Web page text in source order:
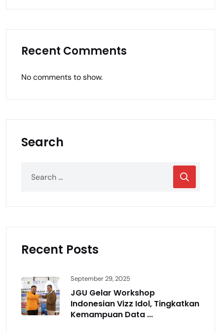
Recent Comments
No comments to show.
Search
Recent Posts
September 29, 2025
JGU Gelar Workshop
Indonesian Vizz Idol, Tingkatkan
Kemampuan Data ...